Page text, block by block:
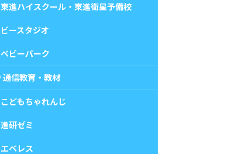
東進ハイスクール・東進衛星予備校
ビースタジオ
ベビーパーク
通信教育・教材
こどもちゃれんじ
進研ゼミ
エベレス